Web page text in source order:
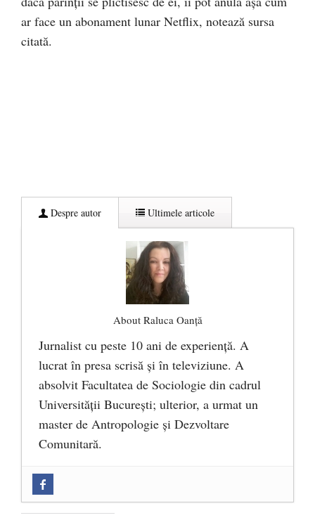
ar face un abonament lunar Netflix, notează sursa
citată.
Despre autor Ultimele articole
About Raluca Oanță
Jurnalist cu peste 10 ani de experiență. A
lucrat în presa scrisă și în televiziune. A
absolvit Facultatea de Sociologie din cadrul
Universității București; ulterior, a urmat un
master de Antropologie și Dezvoltare
Comunitară.
Mănăstirea „Sfânta Ana” Rohia. Părintele